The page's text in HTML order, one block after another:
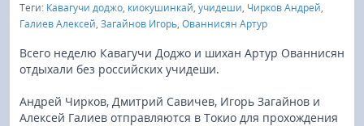
Теги: Кавагучи доджо, киокушинкай, учидеши, Чирков Андрей,
Галиев Алексей, Загайнов Игорь, Ованнисян Артур
Всего неделю Кавагучи Доджо и шихан Артур Ованнисян
отдыхали без российских учидеши.
Андрей Чирков, Дмитрий Савичев, Игорь Загайнов и
Алексей Галиев отправляются в Токио для прохождения
Бокс
UFC и MMA
Муай тай